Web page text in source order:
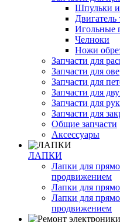
Шпульки и
Двигатель
Игольные
Челноки
Ножи
Запчасти для
Запчасти для
Запчасти для
Запчасти для
Запчасти для
Запчасти для
Общие запчасти
Аксессуары
ЛАПКИ
Лапки для
продвижением
Лапки для
Лапки для
продвижением